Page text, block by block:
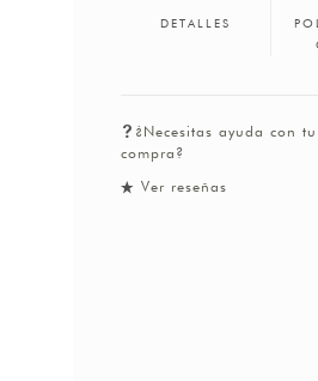
DETALLES
¿Necesitas ayuda con tu
compra?
Ver reseñas